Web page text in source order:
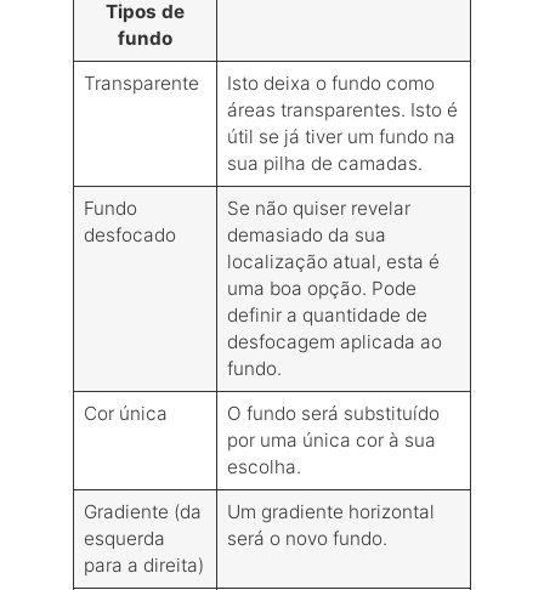
Tipos de
fundo
Transparente
Isto deixa o fundo como
áreas transparentes. Isto é
útil se já tiver um fundo na
sua pilha de camadas.
Fundo
desfocado
Se não quiser revelar
demasiado da sua
localização atual, esta é
uma boa opção. Pode
definir a quantidade de
desfocagem aplicada ao
fundo.
Cor única
O fundo será substituído
por uma única cor à sua
escolha.
Gradiente (da
esquerda
para a direita)
Um gradiente horizontal
será o novo fundo.